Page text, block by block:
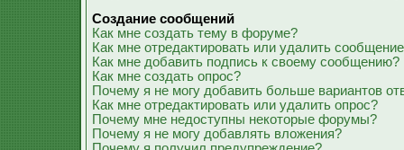
Создание сообщений
Как мне создать тему в форуме?
Как мне отредактировать или удалить
Как мне добавить подпись к своему сообщению?
Как мне создать опрос?
Почему я не могу добавить больше вариантов
Как мне отредактировать или удалить опрос?
Почему мне недоступны некоторые форумы?
Почему я не могу добавлять вложения?